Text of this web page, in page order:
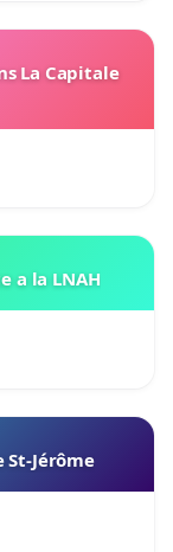
La Capitale
a la LNAH
Jérôme